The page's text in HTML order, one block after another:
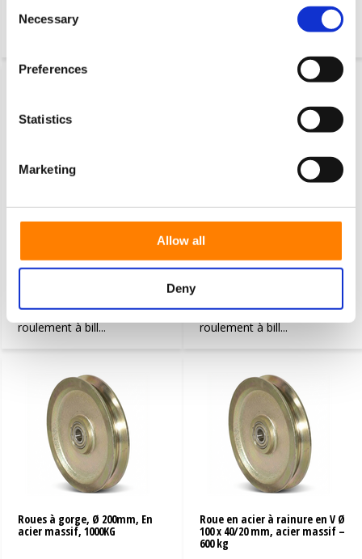
Selection
Necessary
Preferences
Statistics
Marketing
Allow all
Deny
moulé massif avec
Ø 120 x 33/25 mm en acier
moulé massif avec
Roue en acier à rainure en V
moulé massif avec
roulement à bill...
Roue en acier à rainure en V Ø
150 x 33/25 mm, acier massif –
moulé massif avec
roulement à bill...
Roues à gorge, Ø 200mm, En
acier massif, 1000KG
Roue en acier à rainure en V Ø
100 x 40/20 mm, acier massif –
600 kg